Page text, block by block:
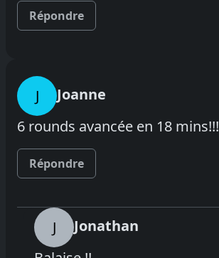
Répondre
J
Joanne
6 rounds avancée en 18 mins!!!
Répondre
J
Jonathan